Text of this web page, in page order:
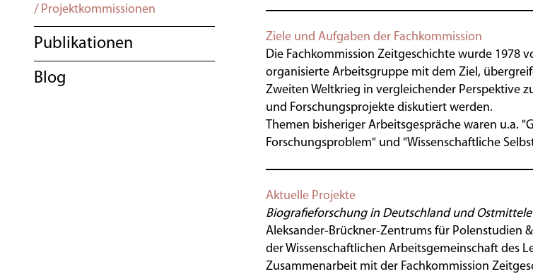
Projektkommissionen
Publikationen
Blog
Ziele und Aufgaben der Fachkommission
Die Fachkommission Zeitgeschichte wurde 1978
organisierte Arbeitsgruppe mit dem Ziel,
Zweiten Weltkrieg in vergleichender Perspektive
und Forschungsprojekte diskutiert werden.
Themen bisheriger Arbeitsgespräche waren u.a.
Forschungsproblem" und "Wissenschaftliche
Aktuelle Projekte
Biografieforschung in Deutschland und
Aleksander-Brückner-Zentrums für Polenstudien
der Wissenschaftlichen Arbeitsgemeinschaft des
Zusammenarbeit mit der Fachkommission